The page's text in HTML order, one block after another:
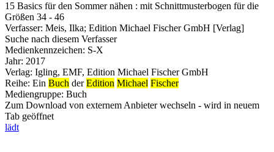
15 Basics für den Sommer nähen : mit Schnittmusterbogen für die
Größen 34 - 46
Verfasser: Meis, Ilka; Edition Michael Fischer GmbH [Verlag]
Suche nach diesem Verfasser
Medienkennzeichen: S-X
Jahr: 2017
Verlag: Igling, EMF, Edition Michael Fischer GmbH
Reihe: Ein Buch derEdition Michael Fischer
Mediengruppe: Buch
Zum Download von externem Anbieter wechseln - wird in neuem
Tab geöffnet
lädt